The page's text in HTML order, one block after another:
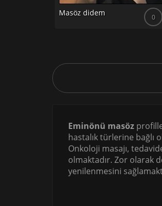
Masöz didem 0
Eminönü masöz
hastalık türlerine bağlı
Onkoloji masajı,
olmaktadır. Zor olarak
yenilenmesini